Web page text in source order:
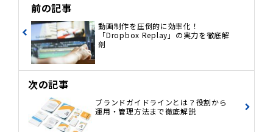
前の記事
動画制作を圧倒的に効率化！
「Dropbox Replay」の実力を徹底解
剖
次の記事
ブランドガイドラインとは？役割から
運用・管理方法まで徹底解説